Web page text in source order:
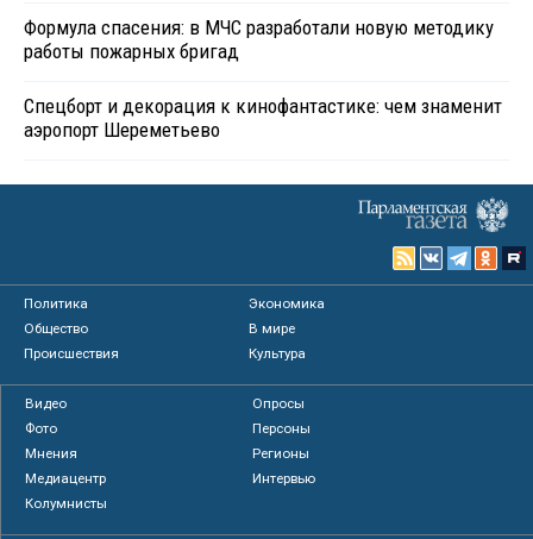
Формула спасения: в МЧС разработали новую методику
работы пожарных бригад
Спецборт и декорация к кинофантастике: чем знаменит
аэропорт Шереметьево
Политика
Экономика
Общество
В мире
Происшествия
Культура
Видео
Опросы
Фото
Персоны
Мнения
Регионы
Медиацентр
Интервью
Колумнисты